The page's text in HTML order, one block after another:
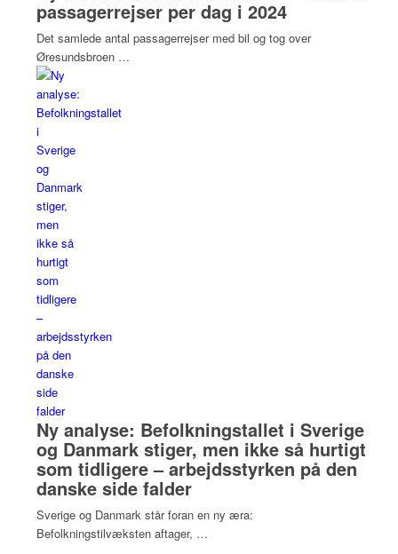
passagerrejser per dag i 2024
Det samlede antal passagerrejser med bil og tog over
Øresundsbroen …
Ny analyse: Befolkningstallet i Sverige
og Danmark stiger, men ikke så hurtigt
som tidligere – arbejdsstyrken på den
danske side falder
Sverige og Danmark står foran en ny æra:
Befolkningstilvæksten aftager, …